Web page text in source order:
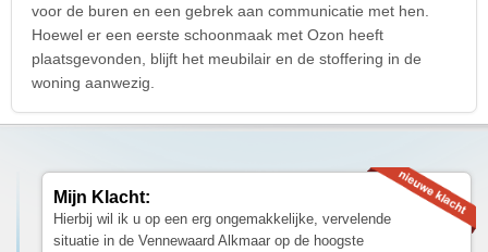
voor de buren en een gebrek aan communicatie met hen.
Hoewel er een eerste schoonmaak met Ozon heeft
plaatsgevonden, blijft het meubilair en de stoffering in de
woning aanwezig.
Mijn Klacht:
Hierbij wil ik u op een erg ongemakkelijke, vervelende
situatie in de Vennewaard Alkmaar op de hoogste